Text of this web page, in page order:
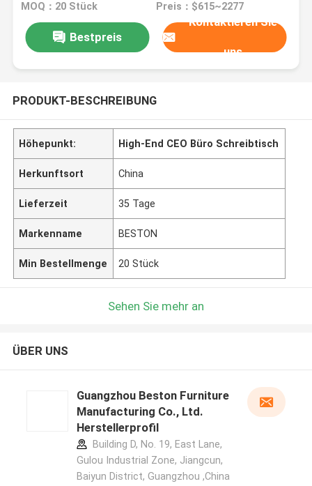
MOQ：20 Stück Preis：$615~2277
Bestpreis
Kontaktieren Sie
uns
PRODUKT-BESCHREIBUNG
Höhepunkt: High-End CEO Büro Schreibtisch
Herkunftsort China
Lieferzeit 35 Tage
Markenname BESTON
Min Bestellmenge 20 Stück
Sehen Sie mehr an
ÜBER UNS
Guangzhou Beston Furniture
Manufacturing Co., Ltd.
Herstellerprofil
Building D, No. 19, East Lane,
Gulou Industrial Zone, Jiangcun,
Baiyun District, Guangzhou ,China